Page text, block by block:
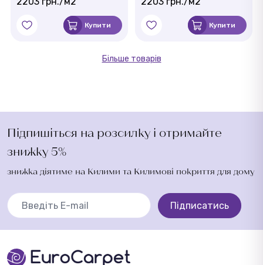
Купити Купити
Більше товарів
Підпишіться на розсилку і отримайте
знижку 5%
знижка діятиме на Килими та Килимові покриття для дому
Підписатись